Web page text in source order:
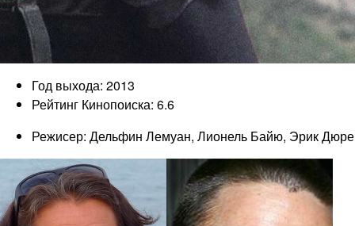
Год выхода: 2013
Рейтинг Кинопоиска: 6.6
Режисер: Дельфин Лемуан, Лионель Байю, Эрик Дюре